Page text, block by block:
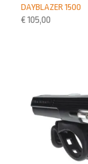
DAYBLAZER 1500
€ 105,00